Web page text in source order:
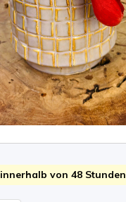
von 48 Stunden